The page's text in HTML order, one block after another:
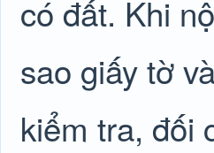
có đất. Khi
sao giấy tờ
kiểm tra, đối